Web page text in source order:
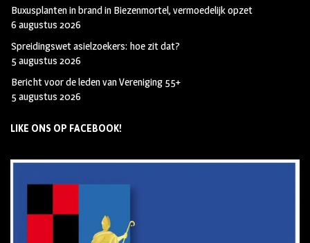
Buxusplanten in brand in Biezenmortel, vermoedelijk opzet
6 augustus 2026
Spreidingswet asielzoekers: hoe zit dat?
5 augustus 2026
Bericht voor de leden van Vereniging 55+
5 augustus 2026
LIKE ONS OP FACEBOOK!